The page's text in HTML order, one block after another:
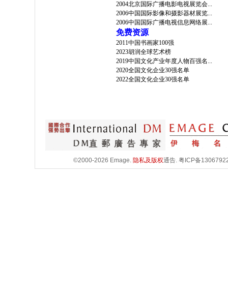
2004北京国际广播电影电视展览会...
2006中国国际影像和摄影器材展览...
2006中国国际广播电视信息网络展...
免费资源
2011中国书画家100强
2023胡润全球艺术榜
2019中国文化产业年度人物百强名...
2020全国文化企业30强名单
2022全国文化企业30强名单
©2000-2026 Emage. 隐私及版权通告. 粤ICP备